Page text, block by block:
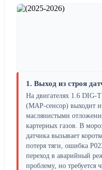
1. Выход из строя
На двигателях 1.6 DIG-
(MAP-сенсор) выходит
маслянистыми
картерных газов. В
датчика вызывает
потеря тяги, ошибка
переход в аварийный
проблему, но требуется